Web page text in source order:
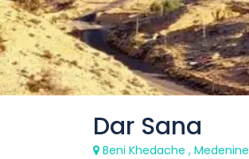
Dar Sana
Beni Khedache , Medenine